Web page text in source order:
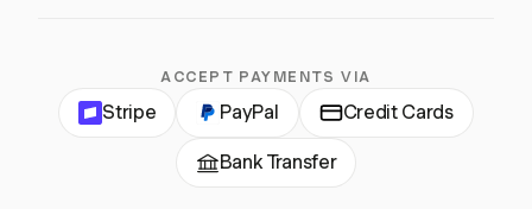
ACCEPT PAYMENTS VIA
Stripe PayPal Credit Cards
Bank Transfer